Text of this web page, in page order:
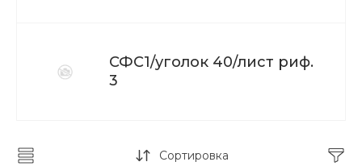
СФС1/уголок 40/лист риф.
3
Сортировка